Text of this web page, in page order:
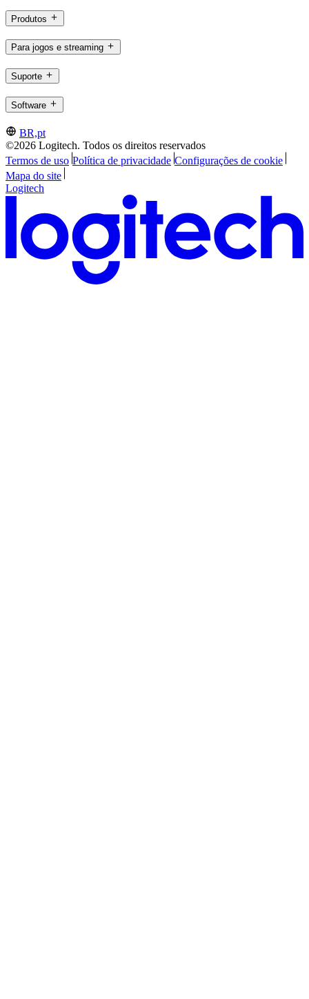
Produtos
Para jogos e streaming
Suporte
Software
BR,pt
©2026 Logitech. Todos os direitos reservados
Termos de uso Política de privacidade Configurações de cookie
Mapa do site
Logitech